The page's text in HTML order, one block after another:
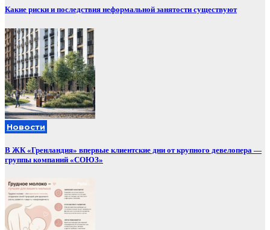
Какие риски и последствия неформальной занятости существуют
Новости
В ЖК «Гренландия» впервые клиентские дни от крупного девелопера —
группы компаний «СОЮЗ»